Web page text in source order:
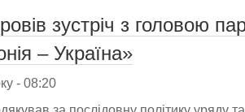
зустріч з головою
– Україна»
- 08:20